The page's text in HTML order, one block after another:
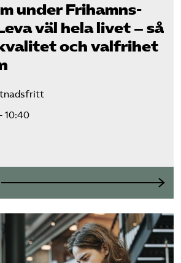
under Frihamns­
väl hela livet – så
och valfrihet
10:40